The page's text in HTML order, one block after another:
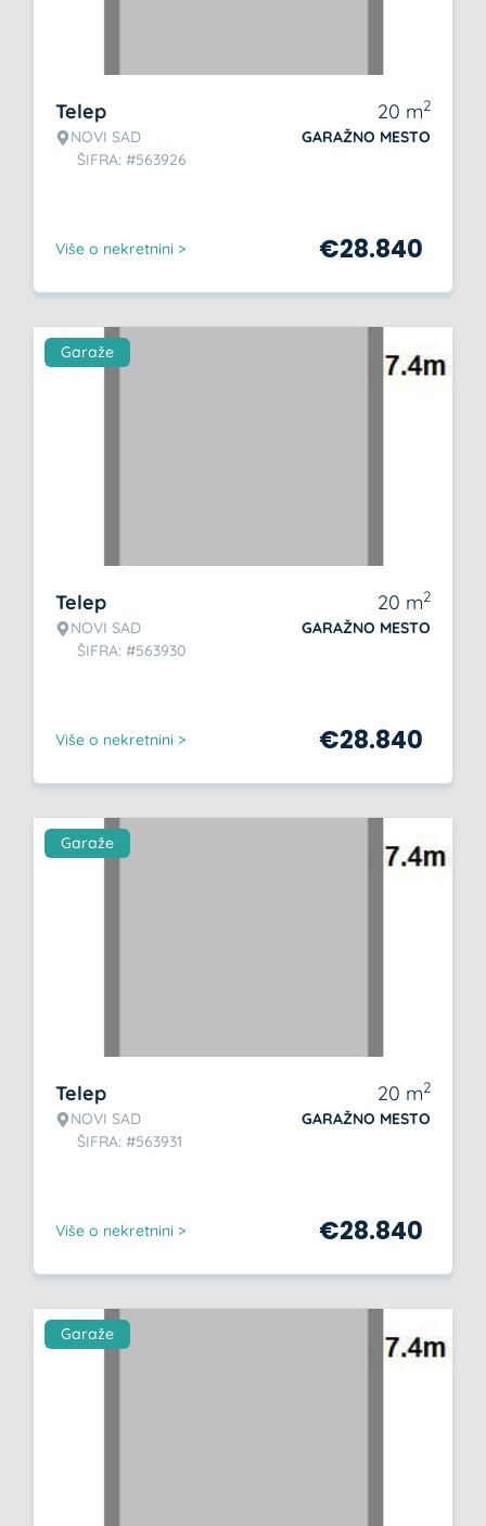
Telep
NOVI SAD
ŠIFRA: #563926
20 m2
GARAŽNO MESTO
Više o nekretnini > €28.840
Garaže
Telep
NOVI SAD
ŠIFRA: #563930
20 m2
GARAŽNO MESTO
Više o nekretnini > €28.840
Garaže
Telep
NOVI SAD
ŠIFRA: #563931
20 m2
GARAŽNO MESTO
Više o nekretnini > €28.840
Garaže